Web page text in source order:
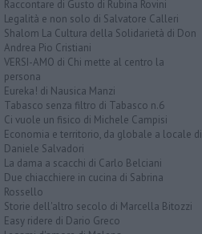
Raccontare di Gusto di Rubina Rovini
Legalità e non solo di Salvatore Calleri
Shalom La Cultura della Solidarietà di Don
Andrea Pio Cristiani
VERSI-AMO di Chi mette al centro la
persona
Eureka! di Nausica Manzi
Tabasco senza filtro di Tabasco n.6
Ci vuole un fisico di Michele Campisi
Economia e territorio, da globale a locale di
Daniele Salvadori
La dama a scacchi di Carlo Belciani
Due chiacchiere in cucina di Sabrina
Rossello
Storie dell'altro secolo di Marcella Bitozzi
Easy ridere di Dario Greco